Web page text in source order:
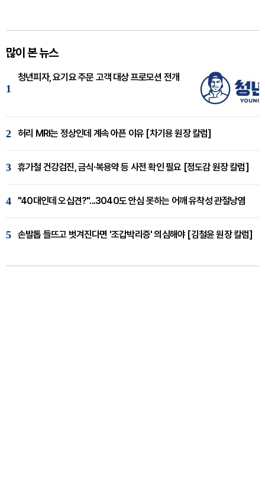
많이 본 뉴스
1
청년피자, 요기요 주문 고객 대상 프로모션 전개
2 허리 MRI는 정상인데 계속 아픈 이유 [차기용 원장 칼럼]
3 휴가철 건강검진, 금식·복용약 등 사전 확인 필요 [정도감 원장 칼럼]
4 "40대인데 오십견?"...3040도 안심 못하는 어깨 유착성 관절낭염
5 손발톱 들뜨고 벗겨진다면 '조갑박리증' 의심해야 [김철윤 원장 칼럼]